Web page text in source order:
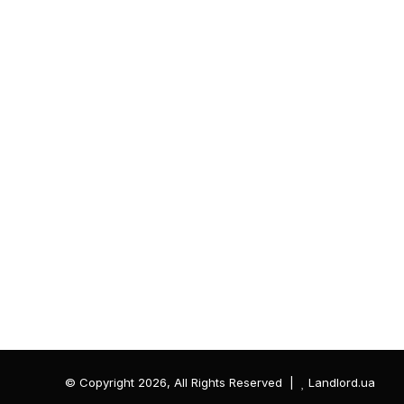
© Copyright 2026, All Rights Reserved | Landlord.ua